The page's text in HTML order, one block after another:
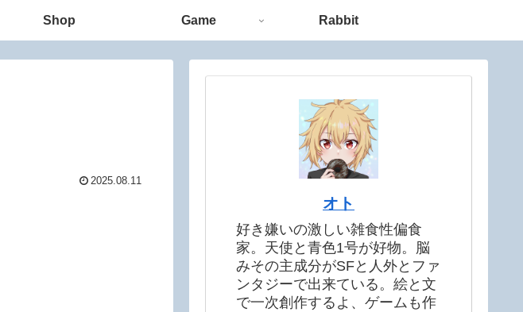
Shop Game Rabbit
2025.08.11
オト
好き嫌いの激しい雑食性偏食
家。天使と青色1号が好物。脳
みその主成分がSFと人外とファ
ンタジーで出来ている。絵と文
で一次創作するよ、ゲームも作